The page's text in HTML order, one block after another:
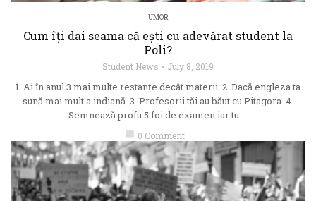
UMOR
Cum îți dai seama că ești cu adevărat student la
Poli?
Student News July 8, 2019
1. Ai în anul 3 mai multe restanțe decât materii. 2. Dacă engleza ta
sună mai mult a indiană. 3. Profesorii tăi au băut cu Pitagora. 4.
Semnează profu 5 foi de examen iar tu ...
0 Comment